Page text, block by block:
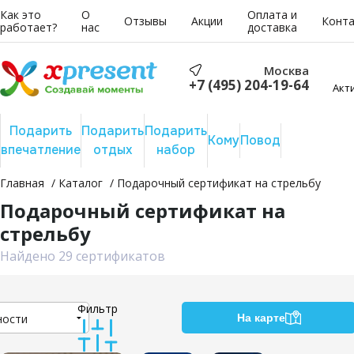
Как это
работает?
О
нас
Отзывы Акции
Оплата и
доставка
Москва
+7 (495) 204-19-64
Подарить
впечатление
Подарить
отдых
Подарить
набор
КомуПовод
Главная Каталог Подарочный сертификат на стрельбу
Подарочный сертификат на
стрельбу
Найдено 29 сертификатов
Фильтр
На карте